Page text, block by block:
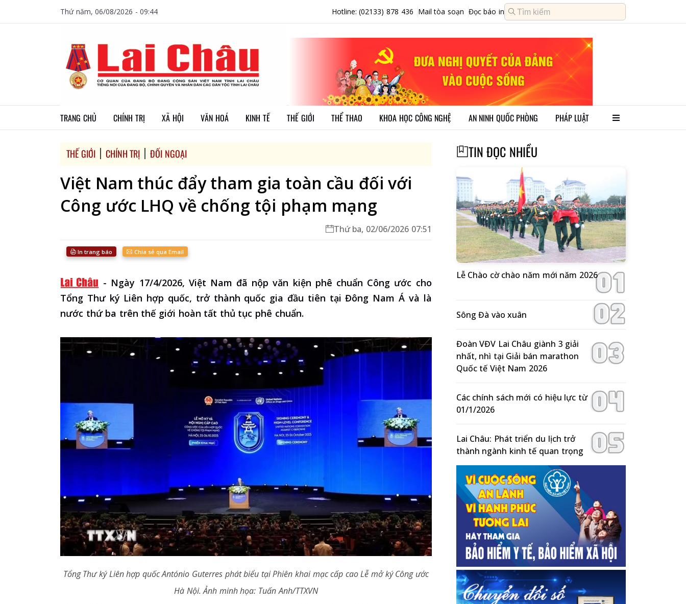
Thứ năm, 06/08/2026 - 09:44 Hotline: (02133) 878 436 Mail tòa soạn Đọc báo in
TRANG CHỦ CHÍNH TRỊ XÃ HỘI VĂN HOÁ KINH TẾ THẾ GIỚI THỂ THAO KHOA HỌC CÔNG NGHỆ AN NINH QUỐC PHÒNG PHÁP LUẬT
THẾ GIỚI CHÍNH TRỊ ĐỐI NGOẠI
Việt Nam thúc đẩy tham gia toàn cầu đối với
Công ước LHQ về chống tội phạm mạng
Thứ ba, 02/06/2026 07:51
In trang báo Chia sẻ qua Email
- Ngày 17/4/2026, Việt Nam đã nộp văn kiện phê chuẩn Công ước cho
Tổng Thư ký Liên hợp quốc, trở thành quốc gia đầu tiên tại Đông Nam Á và là
nước thứ ba trên thế giới hoàn tất thủ tục phê chuẩn.
Tổng Thư ký Liên hợp quốc António Guterres phát biểu tại Phiên khai mạc cấp cao Lễ mở ký Công ước
Hà Nội. Ảnh minh họa: Tuấn Anh/TTXVN
TIN ĐỌC NHIỀU
Lễ Chào cờ chào năm mới năm 2026
Sông Đà vào xuân
Đoàn VĐV Lai Châu giành 3 giải
nhất, nhì tại Giải bán marathon
Quốc tế Việt Nam 2026
Các chính sách mới có hiệu lực từ
01/1/2026
Lai Châu: Phát triển du lịch trở
thành ngành kinh tế quan trọng